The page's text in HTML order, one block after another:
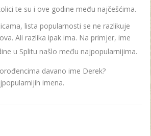
te su i ove godine među najčešćima.
lista popularnosti se ne razlikuje
Ali razlika ipak ima. Na primjer, ime
u Splitu našlo među najpopularnijima.
davano ime Derek?
imena.